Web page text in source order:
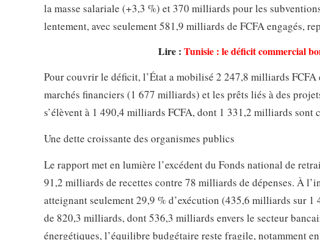
la masse salariale (+3,3 %) et 370 milliards pour les
lentement, avec seulement 581,9 milliards de FCFA engagés,
Lire :Tunisie : le déficit commercial
Pour couvrir le déficit, l’État a mobilisé 2 247,8 milliards
marchés financiers (1 677 milliards) et les prêts liés à des
s’élèvent à 1 490,4 milliards FCFA, dont 1 331,2 milliards sont
Une dette croissante des organismes publics
Le rapport met en lumière l’excédent du Fonds national de
91,2 milliards de recettes contre 78 milliards de dépenses. À
atteignant seulement 29,9 % d’exécution (435,6 milliards sur
de 820,3 milliards, dont 536,3 milliards envers le secteur
énergétiques, l’équilibre budgétaire reste fragile, notamment